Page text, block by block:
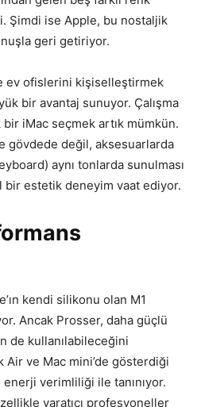
Şimdi ise Apple, bu nostaljik
geri getiriyor.
ev ofislerini kişiselleştirmek
bir avantaj sunuyor. Çalışma
bir iMac seçmek artık mümkün.
gövdede değil, aksesuarlarda
aynı tonlarda sunulması
bir estetik deneyim vaat ediyor.
kendi silikonu olan M1
Ancak Prosser, daha güçlü
de kullanılabileceğini
ve Mac mini’de gösterdiği
verimliliği ile tanınıyor.
yaratıcı profesyoneller